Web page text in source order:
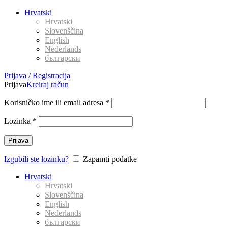
Hrvatski
Hrvatski
Slovenščina
English
Nederlands
български
Prijava / Registracija
PrijavaKreiraj račun
Korisničko ime ili email adresa *
Lozinka *
Prijava
Izgubili ste lozinku?
Zapamti podatke
Hrvatski
Hrvatski
Slovenščina
English
Nederlands
български